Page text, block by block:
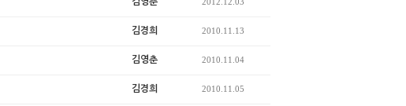
김경희 2010.11.13
김영춘 2010.11.04
김경희 2010.11.05